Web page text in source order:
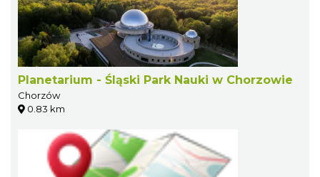
Planetarium - Śląski Park Nauki w Chorzowie
Chorzów
0.83 km